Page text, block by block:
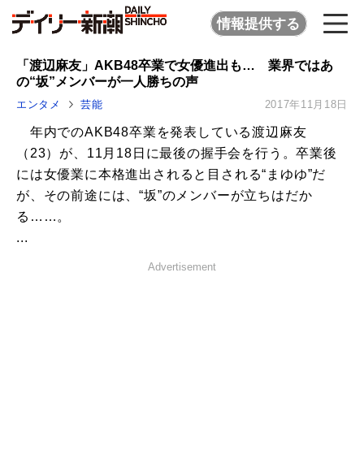
情報提供する
「渡辺麻友」AKB48卒業で女優進出も… 業界ではあ
の“坂”メンバーが一人勝ちの声
エンタメ 芸能 2017年11月18日
年内でのAKB48卒業を発表している渡辺麻友
（23）が、11月18日に最後の握手会を行う。卒業後
には女優業に本格進出されると目される“まゆゆ”だ
が、その前途には、“坂”のメンバーが立ちはだか
る……。
...
Advertisement